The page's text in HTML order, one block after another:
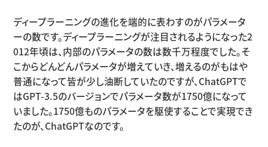
ディープラーニングの進化を端的に表わすのがパラメータ
ーの数です。ディープラーニングが注目されるようになった2
012年頃は、内部のパラメータの数は数千万程度でした。そ
こからどんどんパラメータが増えていき、増えるのがもはや
普通になって皆が少し油断していたのですが、ChatGPTで
はGPT-3.5のバージョンでパラメータ数が1750億になって
いました。1750億ものパラメータを駆使することで実現でき
たのが、ChatGPTなのです。